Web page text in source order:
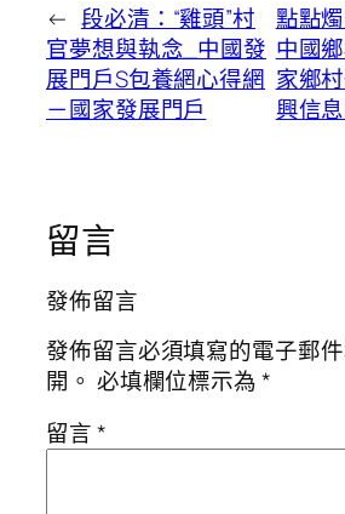
← 段必清：“雞頭”村
官夢想與執念_中國發
展門戶S包養網心得網
－國家發展門戶
點點
中國
家鄉
興信
留言
發佈留言
發佈留言必須填寫的電子郵
開。 必填欄位標示為*
留言*